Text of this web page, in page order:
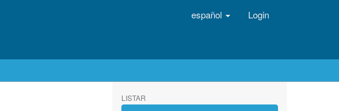
español Login
LISTAR